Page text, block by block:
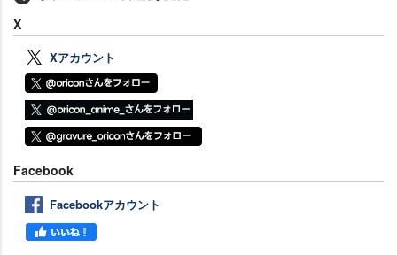
X
Xアカウント
Facebook
Facebookアカウント